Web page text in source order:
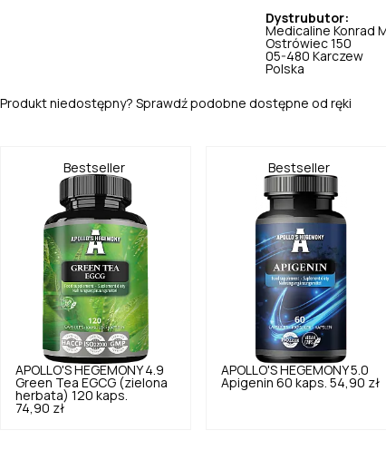
Dystrubutor:
Medicaline Konrad
Ostrówiec 150
05-480 Karczew
Polska
Produkt niedostępny? Sprawdź podobne dostępne od ręki
Bestseller
APOLLO'S HEGEMONY 4.9
Green Tea EGCG (zielona
herbata) 120 kaps.
74,90 zł
Bestseller
APOLLO'S HEGEMONY 5.0
Apigenin 60 kaps. 54,90 zł